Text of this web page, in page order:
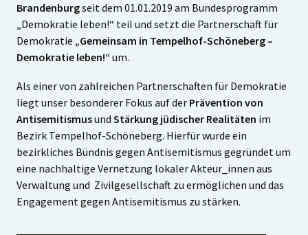
Brandenburgseit dem 01.01.2019 am Bundesprogramm
„Demokratie leben!“ teil und setzt die Partnerschaft für
Demokratie „Gemeinsam in Tempelhof-Schöneberg –
Demokratie leben!“um.
Als einer von zahlreichen Partnerschaften für Demokratie
liegt unser besonderer Fokus auf der Prävention von
Antisemitismusund Stärkung jüdischer Realitäten im
Bezirk Tempelhof-Schöneberg. Hierfür wurde ein
bezirkliches Bündnis gegen Antisemitismus gegründet um
eine nachhaltige Vernetzung lokaler Akteur_innen aus
Verwaltung und Zivilgesellschaft zu ermöglichen und das
Engagement gegen Antisemitismus zu stärken.